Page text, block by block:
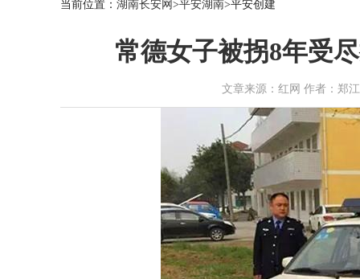
当前位置： 湖南长安网 >平安湖南>平安创建
常德女子被拐8年受
文章来源：红网 作者：郑